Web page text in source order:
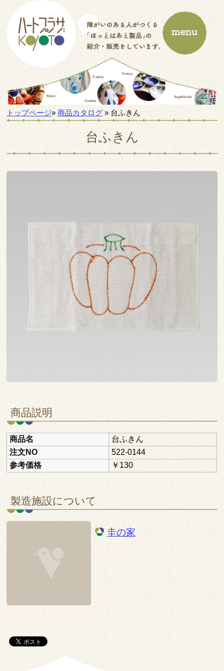
トップページ»商品カタログ » 台ふきん
台ふきん
商品説明
商品名
台ふきん
注文NO
522-0144
参考価格
￥130
製造施設について
圭の家